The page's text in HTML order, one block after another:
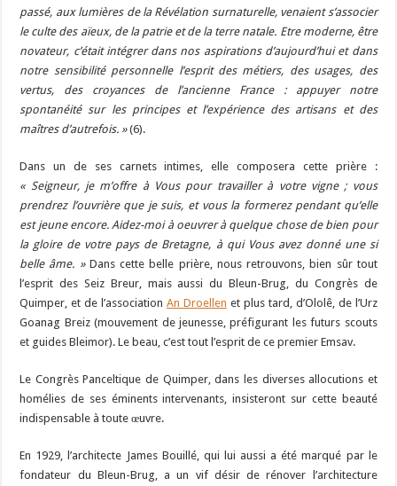
passé, aux lumières de la Révélation surnaturelle, venaient s’associer
le culte des aïeux, de la patrie et de la terre natale. Etre moderne, être
novateur, c’était intégrer dans nos aspirations d’aujourd’hui et dans
notre sensibilité personnelle l’esprit des métiers, des usages, des
vertus, des croyances de l’ancienne France : appuyer notre
spontanéité sur les principes et l’expérience des artisans et des
maîtres d’autrefois. »(6).
Dans un de ses carnets intimes, elle composera cette prière :
« Seigneur, je m’offre à Vous pour travailler à votre vigne ; vous
prendrez l’ouvrière que je suis, et vous la formerez pendant qu’elle
est jeune encore. Aidez-moi à oeuvrer à quelque chose de bien pour
la gloire de votre pays de Bretagne, à qui Vous avez donné une si
belle âme. »Dans cette belle prière, nous retrouvons, bien sûr tout
l’esprit des Seiz Breur, mais aussi du Bleun-Brug, du Congrès de
Quimper, et de l’associationAn Droellen et plus tard, d’Ololê, de l’Urz
Goanag Breiz (mouvement de jeunesse, préfigurant les futurs scouts
et guides Bleimor). Le beau, c’est tout l’esprit de ce premier Emsav.
Le Congrès Panceltique de Quimper, dans les diverses allocutions et
homélies de ses éminents intervenants, insisteront sur cette beauté
indispensable à toute œuvre.
En 1929, l’architecte James Bouillé, qui lui aussi a été marqué par le
fondateur du Bleun-Brug, a un vif désir de rénover l’architecture